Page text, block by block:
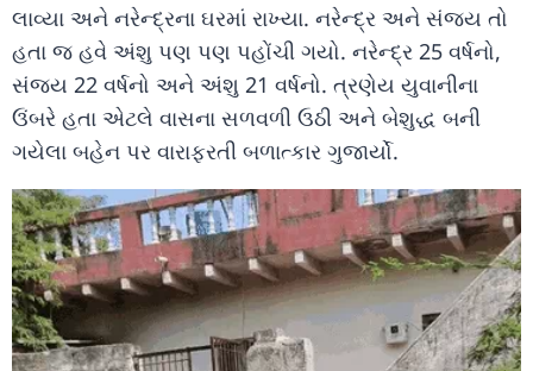
લાવ્યા અને નરેન્દ્રના ઘરમાં રાખ્યા. નરેન્દ્ર અને સંજય તો
હતા જ હવે અંશુ પણ પણ પહોંચી ગયો. નરેન્દ્ર 25 વર્ષનો,
સંજય 22 વર્ષનો અને અંશુ 21 વર્ષનો. ત્રણેય યુવાનીના
ઉંબરે હતા એટલે વાસના સળવળી ઉઠી અને બેશુદ્ધ બની
ગયેલા બહેન પર વારાફરતી બળાત્કાર ગુજાર્યો.